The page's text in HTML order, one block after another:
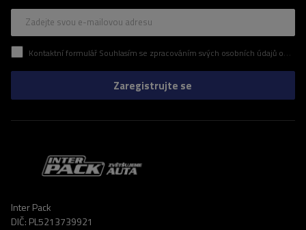
Zadejte svou e-mailovou adresu
Kontaktní formulář Souhlasím se zpracováním svých osobních údajů obsažených v kontaktním formuláři v souladu s nařízením Evropského parlamentu a Rady (EU)
Zaregistrujte se
Inter Pack
DIČ: PL5213739921